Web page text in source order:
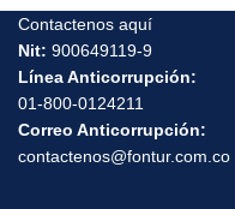
de
In
Contactenos aquí
Nit: 900649119-9
Línea Anticorrupción:
01-800-0124211
Correo Anticorrupción:
contactenos@fontur.com.co